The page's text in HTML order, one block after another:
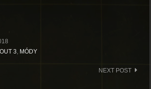
3, MÓDY
NEXT POST